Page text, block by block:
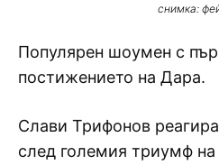
снимка:
Популярен шоумен с
постижението на Дара.
Слави Трифонов
след големия триумф